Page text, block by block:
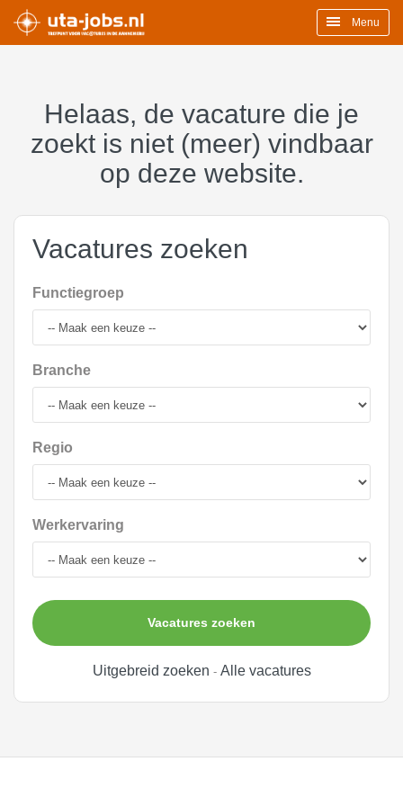
Menu
Helaas, de vacature die je
zoekt is niet (meer) vindbaar
op deze website.
Vacatures zoeken
Functiegroep
Branche
Regio
Werkervaring
Vacatures zoeken
Uitgebreid zoeken - Alle vacatures